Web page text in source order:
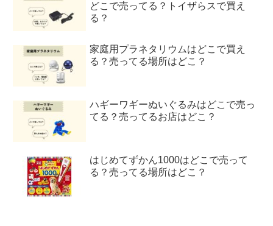
どこで売ってる？トイザらスで買え
る？
家庭用プラネタリウムはどこで買え
る？売ってる場所はどこ？
ハギーワギーぬいぐるみはどこで売っ
てる？売ってるお店はどこ？
はじめてずかん1000はどこで売って
る？売ってる場所はどこ？